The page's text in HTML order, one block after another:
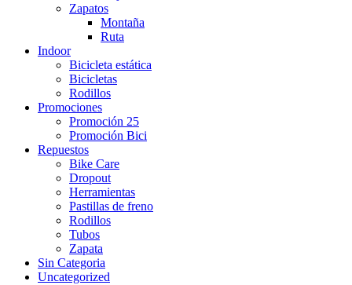
Zapatos
Montaña
Ruta
Indoor
Bicicleta estática
Bicicletas
Rodillos
Promociones
Promoción 25
Promoción Bici
Repuestos
Bike Care
Dropout
Herramientas
Pastillas de freno
Rodillos
Tubos
Zapata
Sin Categoria
Uncategorized